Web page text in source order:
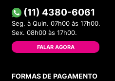
(11) 4380-6061
Seg. à Quin. 07h00 às 17h00.
Sex. 08h00 às 17h00.
FALAR AGORA
FORMAS DE PAGAMENTO